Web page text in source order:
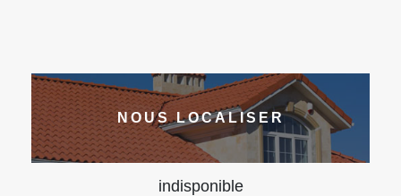
NOUS LOCALISER
indisponible